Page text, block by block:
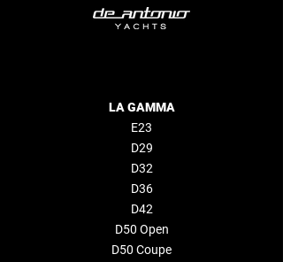
LA GAMMA
E23
D29
D32
D36
D42
D50 Open
D50 Coupe